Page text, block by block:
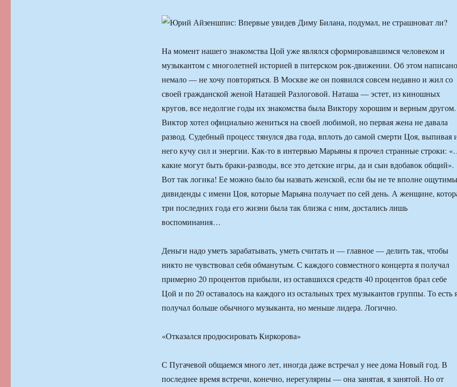
На момент нашего знакомства Цой уже являлся сформировавшимся человеком и
музыкантом с многолетней историей в питерском рок-движении. Об этом написано
немало — не хочу повторяться. В Москве же он появился совсем недавно и жил со
своей гражданской женой Наташей Разлоговой. Наташа — эстет, из киношных
кругов, все недолгие годы их знакомства была Виктору хорошим и верным другом.
Виктор хотел официально жениться на своей любимой, но первая жена не давала
развод. Судебный процесс тянулся два года, вплоть до самой смерти Цоя, выпивая
него кучу сил и энергии. Как-то в интервью Марьяны я прочел странные строки:
какие могут быть браки-разводы, все это детские игры, да и сын вдобавок общий».
Вот так логика! Ее можно было бы назвать женской, если бы не те вполне
дивиденды с имени Цоя, которые Марьяна получает по сей день. А женщине,
три последних года его жизни была так близка с ним, достались лишь
воспоминания…
Деньги надо уметь зарабатывать, уметь считать и — главное — делить так, чтобы
никто не чувствовал себя обманутым. С каждого совместного концерта я получал
примерно 20 процентов прибыли, из оставшихся средств 40 процентов брал себе
Цой и по 20 оставалось на каждого из остальных трех музыкантов группы. То есть
получал больше обычного музыканта, но меньше лидера. Логично.
«Отказался продюсировать Киркорова»
С Пугачевой общаемся много лет, иногда даже встречал у нее дома Новый год. В
последнее время встречи, конечно, нерегулярны — она занятая, я занятой. Но от